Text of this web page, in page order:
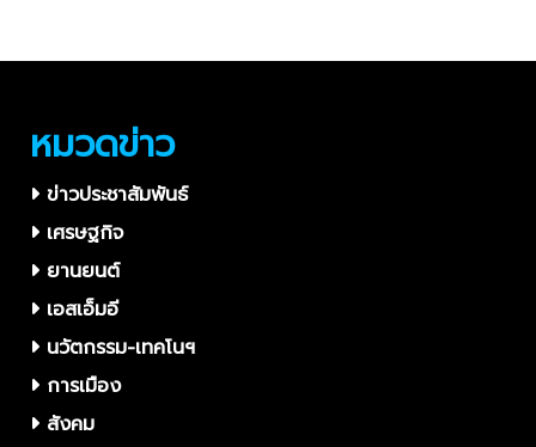
ประหยัดที่ดีที่สุดในโลก” ต่อ
หมวดข่าว
ข่าวประชาสัมพันธ์
เศรษฐกิจ
ยานยนต์
เอสเอ็มอี
นวัตกรรม-เทคโนฯ
การเมือง
สังคม